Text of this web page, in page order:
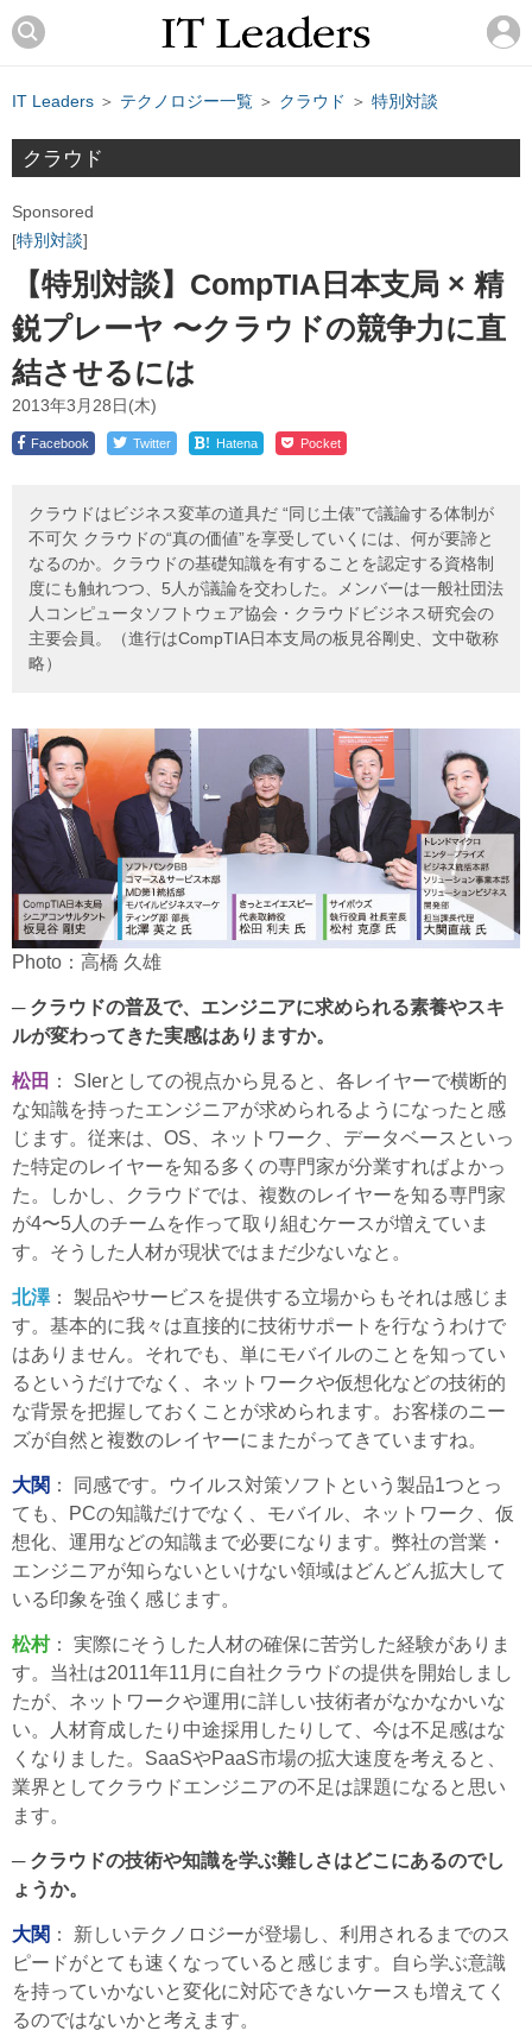
IT Leaders ＞ テクノロジー一覧 ＞ クラウド ＞ 特別対談
クラウド
Sponsored
特別対談
【特別対談】CompTIA日本支局 × 精
鋭プレーヤ 〜クラウドの競争力に直
結させるには
2013年3月28日(木)
Facebook Twitter ! Hatena Pocket
クラウドはビジネス変革の道具だ “同じ土俵”で議論する体制が
不可欠 クラウドの“真の価値”を享受していくには、何が要諦と
なるのか。クラウドの基礎知識を有することを認定する資格制
度にも触れつつ、5人が議論を交わした。メンバーは一般社団法
人コンピュータソフトウェア協会・クラウドビジネス研究会の
主要会員。（進行はCompTIA日本支局の板見谷剛史、文中敬称
略）
Photo：高橋 久雄
─ クラウドの普及で、エンジニアに求められる素養やスキ
ルが変わってきた実感はありますか。
松田 ： SIerとしての視点から見ると、各レイヤーで横断的
な知識を持ったエンジニアが求められるようになったと感
じます。従来は、OS、ネットワーク、データベースといっ
た特定のレイヤーを知る多くの専門家が分業すればよかっ
た。しかし、クラウドでは、複数のレイヤーを知る専門家
が4〜5人のチームを作って取り組むケースが増えていま
す。そうした人材が現状ではまだ少ないなと。
北澤： 製品やサービスを提供する立場からもそれは感じま
す。基本的に我々は直接的に技術サポートを行なうわけで
はありません。それでも、単にモバイルのことを知ってい
るというだけでなく、ネットワークや仮想化などの技術的
な背景を把握しておくことが求められます。お客様のニー
ズが自然と複数のレイヤーにまたがってきていますね。
大関 ： 同感です。ウイルス対策ソフトという製品1つとっ
ても、PCの知識だけでなく、モバイル、ネットワーク、仮
想化、運用などの知識まで必要になります。弊社の営業・
エンジニアが知らないといけない領域はどんどん拡大して
いる印象を強く感じます。
松村： 実際にそうした人材の確保に苦労した経験がありま
す。当社は2011年11月に自社クラウドの提供を開始しまし
たが、ネットワークや運用に詳しい技術者がなかなかいな
い。人材育成したり中途採用したりして、今は不足感はな
くなりました。SaaSやPaaS市場の拡大速度を考えると、
業界としてクラウドエンジニアの不足は課題になると思い
ます。
─ クラウドの技術や知識を学ぶ難しさはどこにあるのでし
ょうか。
大関 ： 新しいテクノロジーが登場し、利用されるまでのス
ピードがとても速くなっていると感じます。自ら学ぶ意識
を持っていかないと変化に対応できないケースも増えてく
るのではないかと考えます。